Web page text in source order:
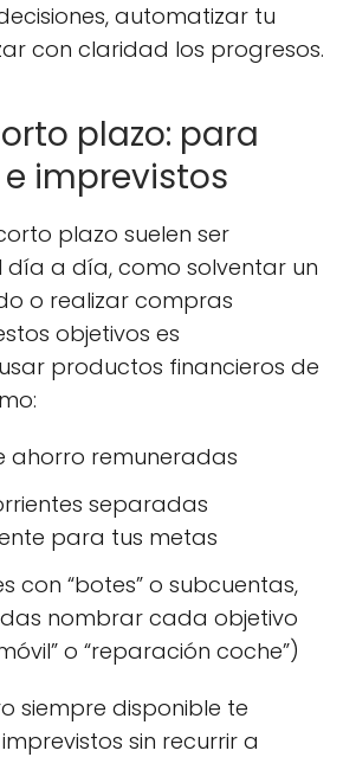
automatizar tu
con claridad los progresos.
plazo: para
imprevistos
plazo suelen ser
día a día, como solventar un
o realizar compras
objetivos es
productos financieros de
ahorro remuneradas
separadas
para tus metas
con “botes” o subcuentas,
nombrar cada objetivo
o “reparación coche”)
siempre disponible te
sin recurrir a